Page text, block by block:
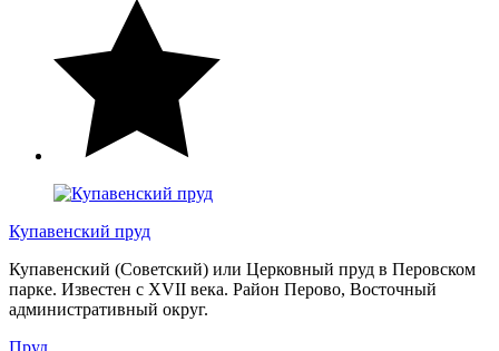
Купавенский пруд
Купавенский (Советский) или Церковный пруд в Перовском
парке. Известен с XVII века. Район Перово, Восточный
административный округ.
Пруд